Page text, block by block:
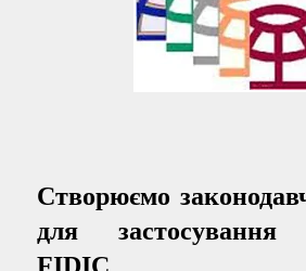
Створюємо
для застосування